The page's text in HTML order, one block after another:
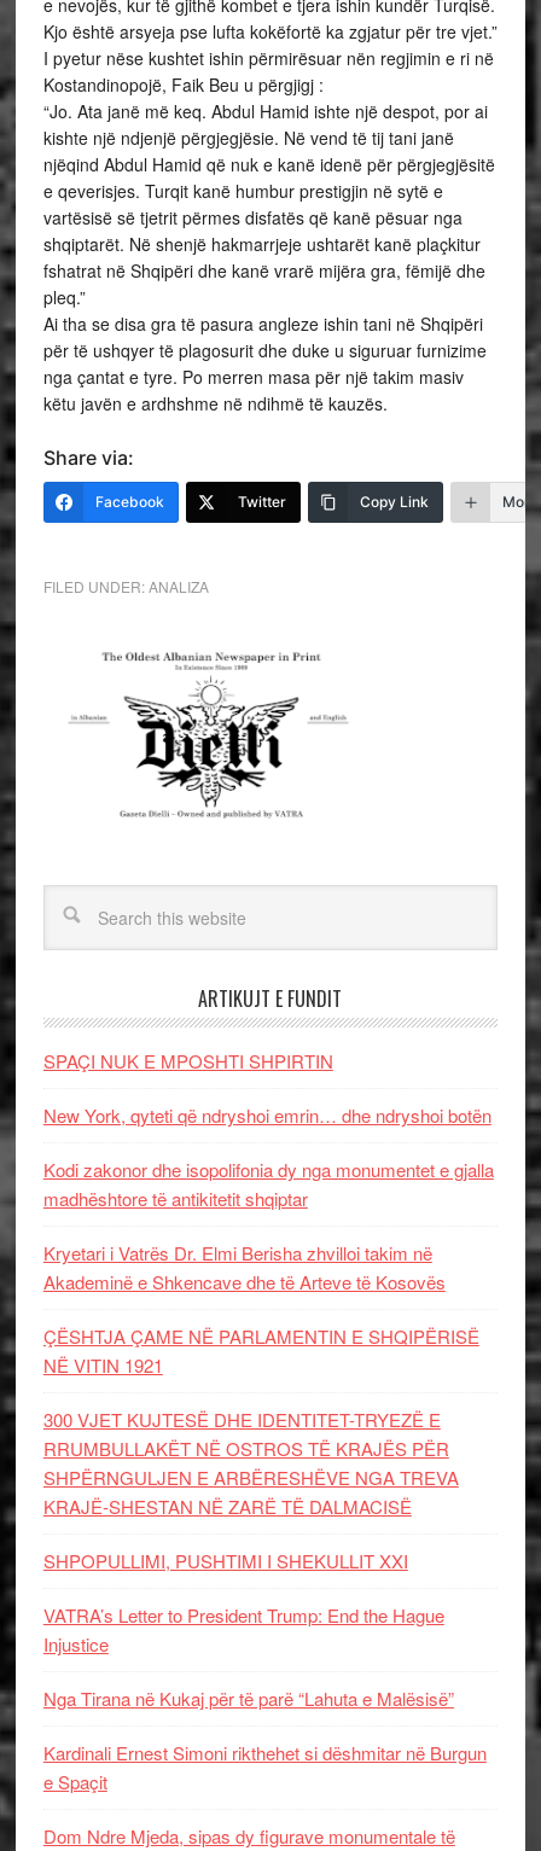
e nevojës, kur të gjithë kombet e tjera ishin kundër Turqisë.
Kjo është arsyeja pse lufta kokëfortë ka zgjatur për tre vjet.”
I pyetur nëse kushtet ishin përmirësuar nën regjimin e ri në
Kostandinopojë, Faik Beu u përgjigj :
“Jo. Ata janë më keq. Abdul Hamid ishte një despot, por ai
kishte një ndjenjë përgjegjësie. Në vend të tij tani janë
njëqind Abdul Hamid që nuk e kanë idenë për përgjegjësitë
e qeverisjes. Turqit kanë humbur prestigjin në sytë e
vartësisë së tjetrit përmes disfatës që kanë pësuar nga
shqiptarët. Në shenjë hakmarrjeje ushtarët kanë plaçkitur
fshatrat në Shqipëri dhe kanë vrarë mijëra gra, fëmijë dhe
pleq.”
Ai tha se disa gra të pasura angleze ishin tani në Shqipëri
për të ushqyer të plagosurit dhe duke u siguruar furnizime
nga çantat e tyre. Po merren masa për një takim masiv
këtu javën e ardhshme në ndihmë të kauzës.
Share via:
Facebook Twitter Copy Link More
FILED UNDER:ANALIZA
ARTIKUJT E FUNDIT
SPAÇI NUK E MPOSHTI SHPIRTIN
New York, qyteti që ndryshoi emrin… dhe ndryshoi botën
Kodi zakonor dhe isopolifonia dy nga monumentet e gjalla
madhështore të antikitetit shqiptar
Kryetari i Vatrës Dr. Elmi Berisha zhvilloi takim në
Akademinë e Shkencave dhe të Arteve të Kosovës
ÇËSHTJA ÇAME NË PARLAMENTIN E SHQIPËRISË
NË VITIN 1921
300 VJET KUJTESË DHE IDENTITET-TRYEZË E
RRUMBULLAKËT NË OSTROS TË KRAJËS PËR
SHPËRNGULJEN E ARBËRESHËVE NGA TREVA
KRAJË-SHESTAN NË ZARË TË DALMACISË
SHPOPULLIMI, PUSHTIMI I SHEKULLIT XXI
VATRA’s Letter to President Trump: End the Hague
Injustice
Nga Tirana në Kukaj për të parë “Lahuta e Malësisë”
Kardinali Ernest Simoni rikthehet si dëshmitar në Burgun
e Spaçit
Dom Ndre Mjeda, sipas dy figurave monumentale të